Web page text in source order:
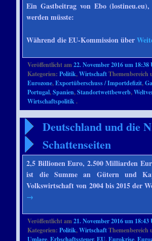
Ein Gastbeitrag von Ebo
werden müsste:
Während die EU-Kommission über
Veröffentlicht am22. November 2016 um 18:38
Kategorien:Politik,Wirtschaft
Eurozone,Exportüberschuss / Importdefizit,
Portugal,Spanien,Standortwettbewerb,
Wirtschaftspolitik.
Deutschland und die
Schattenseiten
2,5 Billionen Euro, 2.500 Milliarden
ist die Summe an Gütern und
Volkswirtschaft von 2004 bis 2015 der
→
Veröffentlicht am21. November 2016 um 18:43
Kategorien:Politik,Wirtschaft